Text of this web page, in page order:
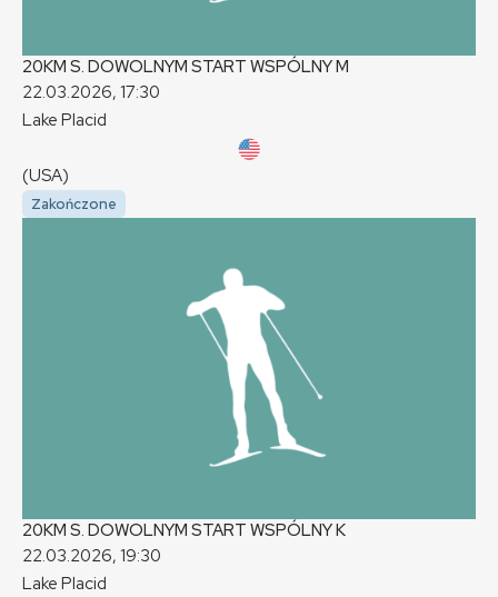
20KM S. DOWOLNYM START WSPÓLNYM
22.03.2026, 17:30
Lake Placid
(USA)
Zakończone
20KM S. DOWOLNYM START WSPÓLNYK
22.03.2026, 19:30
Lake Placid